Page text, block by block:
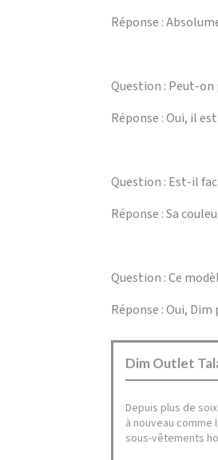
Réponse :
Question : Peut-
Réponse : Oui, il
Question : Est-il
Réponse : Sa
Question : Ce
Réponse : Oui,
Dim Outlet
Depuis plus de
à nouveau
sous-vêtements